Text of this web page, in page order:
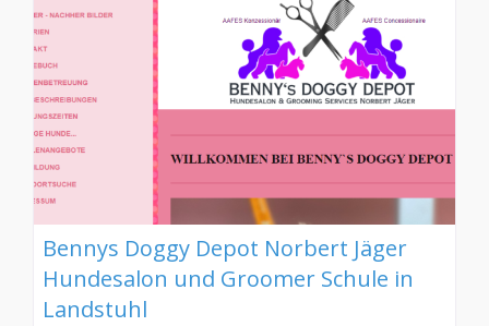
Bennys Doggy Depot Norbert Jäger
Hundesalon und Groomer Schule in
Landstuhl